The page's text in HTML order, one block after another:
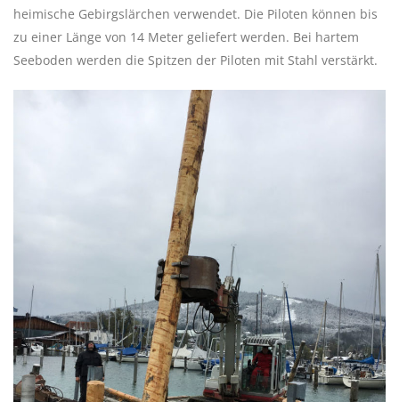
heimische Gebirgslärchen verwendet. Die Piloten können bis
zu einer Länge von 14 Meter geliefert werden. Bei hartem
Seeboden werden die Spitzen der Piloten mit Stahl verstärkt.